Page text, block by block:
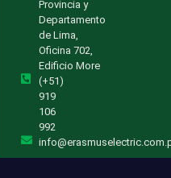
Provincia y
Departamento
de Lima,
Oficina 702,
Edificio More
(+51)
919
106
992